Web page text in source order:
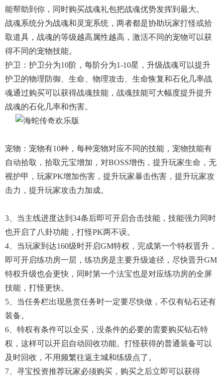
能帮助到你，同时购买战魂礼包把战魂优势发挥到最大。
战魂系统分为战魂和灵宠系统，两者都是协助玩家打怪或拾
取道具，战魂的等级越高属性越高，激活不同的宠物可以获
得不同的宠物技能。
护卫：护卫分为10阶，每阶分为1-10星，升级战魂可以提升
护卫的物理防御、生命、物理攻击、生命恢复和石化几率战
魂通过购买可以获得战魂技能，战魂技能可大幅度提升提升
战魂的石化几率和伤害。
宠物：宠物有10种，每种宠物对应不同的技能，宠物技能有
自动拾取，拾取元宝增加，对BOSS增伤，提升玩家生命，无
视护甲，玩家PK增加伤害，提升玩家暴击伤害，提升玩家攻
击力，提升玩家攻击力加成。
3、当主线进度达到34条后即可开启合击技能，技能强力同时
也开启了八卦功能，打怪PK两不误。
4、当玩家到达160级时开启GM特权，完成第一个特权晋升，
即可开启练功房一层，练功房是主要升级途径，尽快晋升GM
特权升级也会更快，同时第一个法宝也是对应练功房的全屏
技能，打怪更快。
5、当任务栏出现悬赏任务时一定要尽快做，不仅有钻石还有
装备。
6、特权有条件可以全买，没条件的必要的需要购买钻石特
权，这样可以开启自动回收功能。打怪获得的普通装备可以
及时回收，不用频繁往返主城和练级点了。
7、寻宝投资推荐玩家必须购买，购买之后立即可以获得